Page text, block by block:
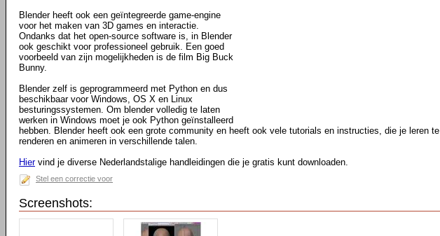
Blender heeft ook een geïntegreerde game-engine
voor het maken van 3D games en interactie.
Ondanks dat het open-source software is, in Blender
ook geschikt voor professioneel gebruik. Een goed
voorbeeld van zijn mogelijkheden is de film Big Buck
Bunny.
Blender zelf is geprogrammeerd met Python en dus
beschikbaar voor Windows, OS X en Linux
besturingssystemen. Om blender volledig te laten
werken in Windows moet je ook Python geïnstalleerd
hebben. Blender heeft ook een grote community en heeft ook vele tutorials en instructies, die je leren te
renderen en animeren in verschillende talen.
Hiervind je diverse Nederlandstalige handleidingen die je gratis kunt downloaden.
Stel een correctie voor
Screenshots: